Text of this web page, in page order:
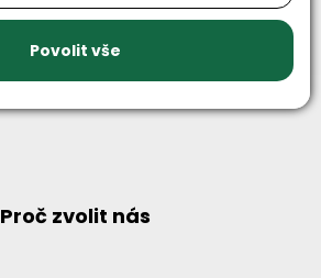
Povolit vše
Načíst Dalších 9
Proč zvolit nás